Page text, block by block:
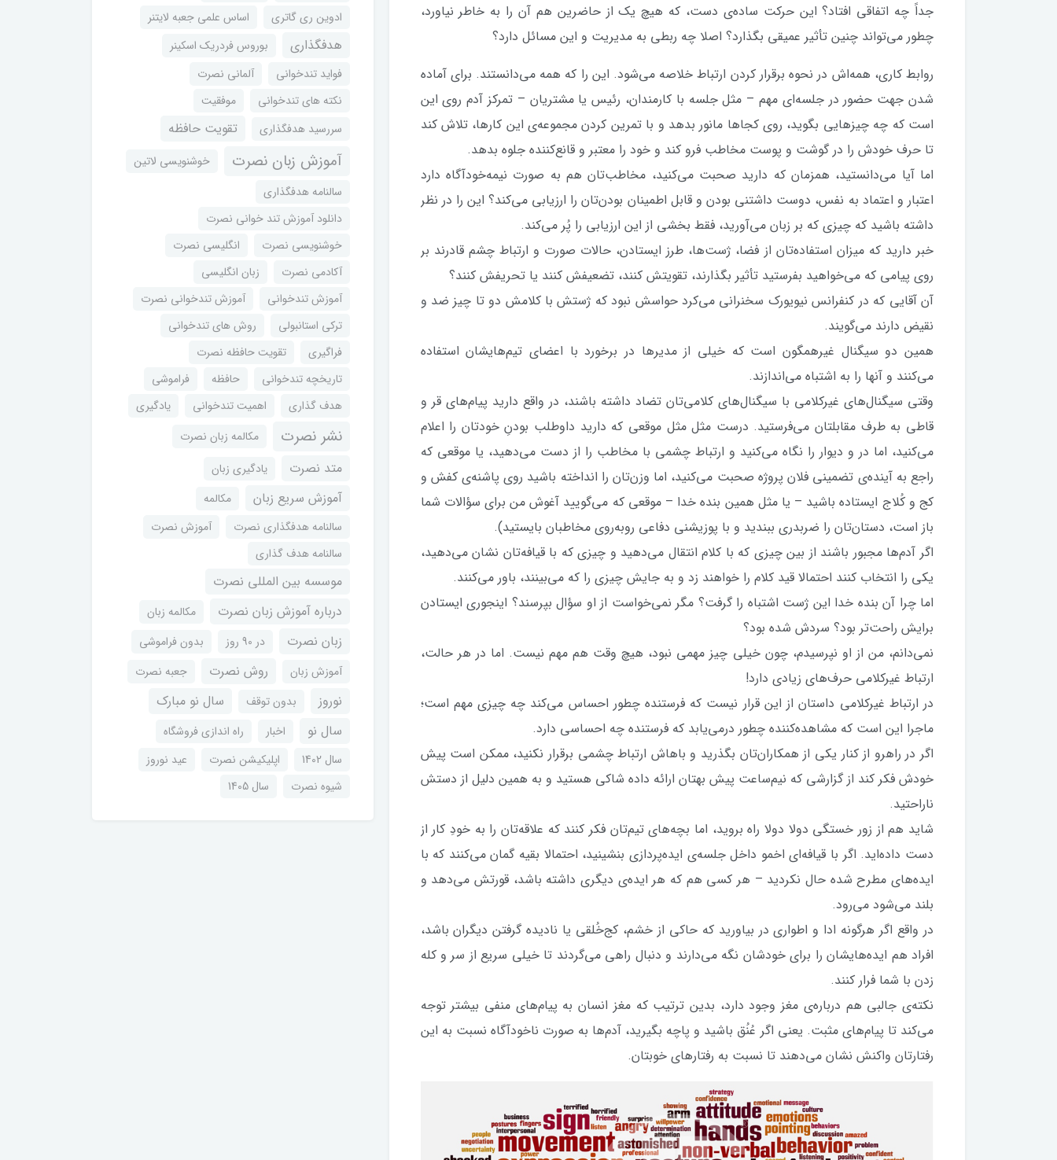
جداً چه اتفاقی افتاد؟ این حرکت ساده‌ی دست، که هیچ یک از حاضرین هم آن را به خاطر نیاورد،
چطور می‌تواند چنین تأثیر عمیقی بگذارد؟ اصلا چه ربطی به مدیریت و این مسائل دارد؟
روابط کاری، همه‌اش در نحوه برقرار کردن ارتباط خلاصه می‌شود. این را که همه می‌دانستند. برای آماده
شدن جهت حضور در جلسه‌ای مهم – مثل جلسه با کارمندان، رئیس یا مشتریان – تمرکز آدم روی این
است که چه چیزهایی بگوید، روی کجاها مانور بدهد و با تمرین کردن مجموعه‌ی این کارها، تلاش کند
تا حرف خودش را در گوشت و پوست مخاطب فرو کند و خود را معتبر و قانع‌کننده جلوه بدهد.
اما آیا می‌دانستید، همزمان که دارید صحبت می‌کنید، مخاطب‌تان هم به صورت نیمه‌خودآگاه دارد
اعتبار و اعتماد به نفس، دوست داشتنی بودن و قابل اطمینان بودن‌تان را ارزیابی می‌کند؟ این را در نظر
داشته باشید که چیزی که بر زبان می‌آورید، فقط بخشی از این ارزیابی را پُر می‌کند.
خبر دارید که میزان استفاده‌تان از فضا، ژست‌ها، طرز ایستادن، حالات صورت و ارتباط چشم قادرند بر
روی پیامی که می‌خواهید بفرستید تأثیر بگذارند، تقویتش کنند، تضعیفش کنند یا تحریفش کنند؟
آن آقایی که در کنفرانس نیویورک سخنرانی می‌کرد حواسش نبود که ژستش با کلامش دو تا چیز ضد و
نقیض دارند می‌گویند.
همین دو سیگنال غیرهمگون است که خیلی از مدیرها در برخورد با اعضای تیم‌هایشان استفاده
می‌کنند و آنها را به اشتباه می‌اندازند.
وقتی سیگنال‌های غیرکلامی با سیگنال‌های کلامی‌تان تضاد داشته باشند، در واقع دارید پیام‌های قر و
قاطی به طرف مقابلتان می‌فرستید. درست مثل مثل موقعی که دارید داوطلب بودنِ خودتان را اعلام
می‌کنید، اما در و دیوار را نگاه می‌کنید و ارتباط چشمی با مخاطب را از دست می‌دهید، یا موقعی که
راجع به آینده‌ی تضمینی فلان پروژه صحبت می‌کنید، اما وزن‌تان را انداخته باشید روی پاشنه‌ی کفش و
کج و کُلاج ایستاده باشید – یا مثل همین بنده خدا – موقعی که می‌گویید آغوش من برای سؤالات شما
باز است، دستان‌تان را ضربدری ببندید و با پوزیشنی دفاعی روبه‌روی مخاطبان بایستید).
اگر آدم‌ها مجبور باشند از بین چیزی که با کلام انتقال می‌دهید و چیزی که با قیافه‌تان نشان می‌دهید،
یکی را انتخاب کنند احتمالا قید کلام را خواهند زد و به جایش چیزی را که می‌بینند، باور می‌کنند.
اما چرا آن بنده خدا این ژست اشتباه را گرفت؟ مگر نمی‌خواست از او سؤال بپرسند؟ اینجوری ایستادن
برایش راحت‌تر بود؟ سردش شده بود؟
نمی‌دانم، من از او نپرسیدم، چون خیلی چیز مهمی نبود، هیچ وقت هم مهم نیست. اما در هر حالت،
ارتباط غیرکلامی حرف‌های زیادی دارد!
در ارتباط غیرکلامی داستان از این قرار نیست که فرستنده چطور احساس ‌می‌کند چه چیزی مهم است؛
ماجرا این است که مشاهده‌کننده چطور درمی‌یابد که فرستنده چه احساسی دارد.
اگر در راهرو از کنار یکی از همکاران‌تان بگذرید و باهاش ارتباط چشمی برقرار نکنید، ممکن است پیش
خودش فکر کند از گزارشی که نیم‌ساعت پیش بهتان ارائه داده شاکی هستید و به همین دلیل از دستش
ناراحتید.
شاید هم از زور خستگی دولا دولا راه بروید، اما بچه‌های تیم‌تان فکر‌ کنند که علاقه‌تان را به خودِ کار از
دست داده‌اید. اگر با قیافه‌ای اخمو داخل جلسه‌ی ایده‌پردازی بنشینید، احتمالا بقیه گمان می‌کنند که با
ایده‌های مطرح شده حال نکردید – هر کسی هم که هر ایده‌ی دیگری داشته باشد، قورتش می‌دهد و
بلند می‌شود می‌رود.
در واقع اگر هرگونه ادا و اطواری در بیاورید که حاکی از خشم، کج‌خُلقی یا نادیده گرفتن دیگران باشد،
افراد هم ایده‌هایشان را برای خودشان نگه می‌دارند و دنبال راهی می‌گردند تا خیلی سریع از سر و کله
زدن با شما فرار کنند.
نکته‌ی جالبی هم درباره‌ی مغز وجود دارد، بدین ترتیب که مغز انسان به پیام‌های منفی بیشتر توجه
می‌کند تا پیام‌های مثبت. یعنی اگر عُنُق باشید و پاچه بگیرید، آدم‌ها به صورت ناخودآگاه نسبت به این
رفتارتان واکنش نشان می‌‏دهند تا نسبت به رفتارهای خوبتان.
ادوین ری گاتری
اساس علمی جعبه لایتنر
هدفگذاری
بوروس فردریک اسکینر
فواید تندخوانی
آلمانی نصرت
نکته های تندخوانی
موفقیت
سررسید هدفگذاری
تقویت حافظه
آموزش زبان نصرت
خوشنویسی لاتین
سالنامه هدفگذاری
دانلود آموزش تند خوانی نصرت
خوشنویسی نصرت
انگلیسی نصرت
آکادمی نصرت
زبان انگلیسی
آموزش تندخوانی
آموزش تندخوانی نصرت
ترکی استانبولی
روش های تندخوانی
فراگیری
تقویت حافظه نصرت
تاریخچه تندخوانی
حافظه
فراموشی
هدف گذاری
اهمیت تندخوانی یادگیری
نشر نصرت مکالمه زبان نصرت
متد نصرت یادگیری زبان
آموزش سریع زبان
مکالمه
سالنامه هدفگذاری نصرت
آموزش نصرت
سالنامه هدف گذاری
موسسه بین المللی نصرت
درباره آموزش زبان نصرت
مکالمه زبان
زبان نصرت در 90 روز
بدون فراموشی
آموزش زبان
روش نصرت جعبه نصرت
نوروز بدون توقف
سال نو مبارک
سال نو
اخبار
راه اندازی فروشگاه
سال 1402
اپلیکیشن نصرت
عید نوروز
شیوه نصرت
سال 1405